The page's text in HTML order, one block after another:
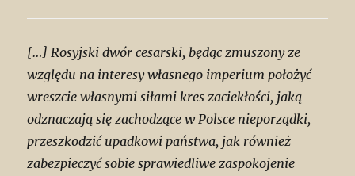
[…] Rosyjski dwór cesarski, będąc zmuszony ze
względu na interesy własnego imperium położyć
wreszcie własnymi siłami kres zaciekłości, jaką
odznaczają się zachodzące w Polsce nieporządki,
przeszkodzić upadkowi państwa, jak również
zabezpieczyć sobie sprawiedliwe zaspokojenie